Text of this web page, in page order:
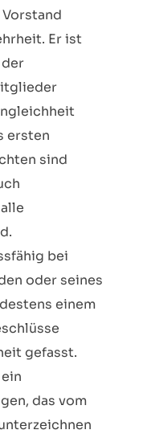
Er ist
ersten
sind
bei
oder seines
einem
gefasst.
das vom